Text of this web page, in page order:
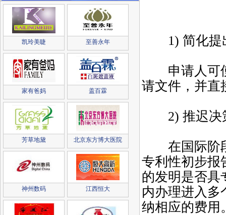
凯玲美睫 至善永年
家有爸妈 盖百霖
芳草地黛 北京东方博大医院
神州数码 江西恒大
1) 简化提
申请人可使
请文件，并直
2) 推迟决
在国际阶段
专利性初步报
的发明是否具
内办理进入多
纳相应的费用